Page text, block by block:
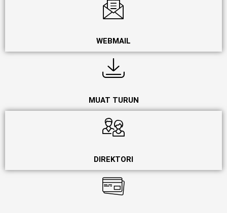
WEBMAIL
MUAT TURUN
DIREKTORI